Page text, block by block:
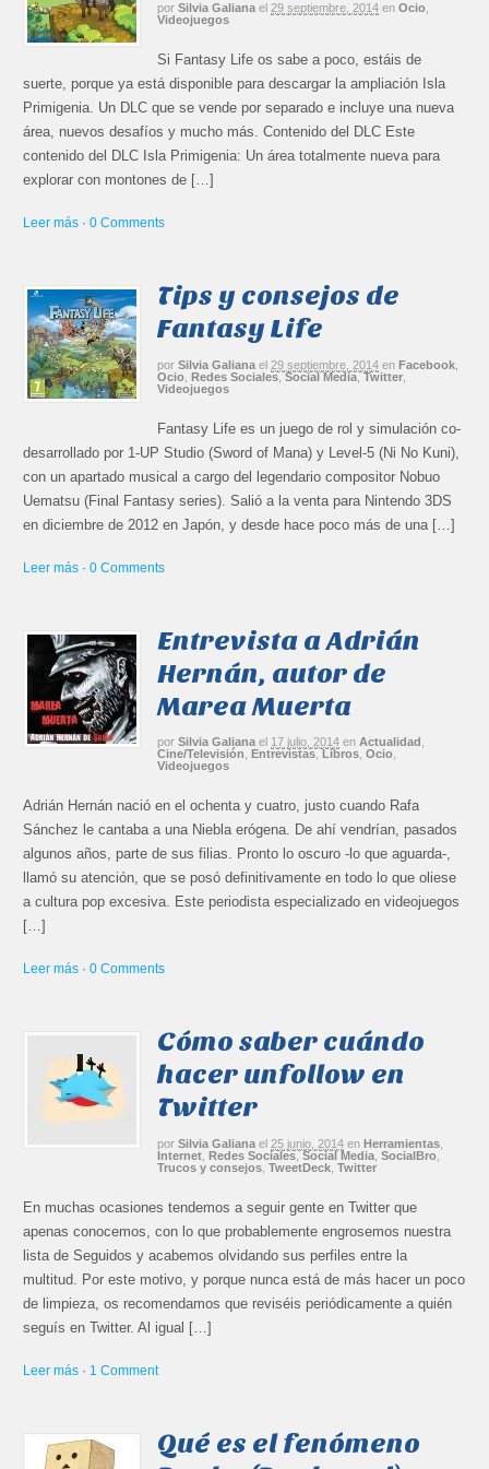
por Silvia Galiana el 29 septiembre, 2014 en Ocio
Videojuegos
Si Fantasy Life os sabe a poco, estáis de
suerte, porque ya está disponible para descargar la ampliación Isla
Primigenia. Un DLC que se vende por separado e incluye una nueva
área, nuevos desafíos y mucho más. Contenido del DLC Este
contenido del DLC Isla Primigenia: Un área totalmente nueva para
explorar con montones de […]
Leer más ·0 Comments
Tips y consejos de
Fantasy Life
por Silvia Galiana el 29 septiembre, 2014 en Facebook
Ocio ,Redes Sociales,Social Media,Twitter
Videojuegos
Fantasy Life es un juego de rol y simulación co-
desarrollado por 1-UP Studio (Sword of Mana) y Level-5 (Ni No Kuni),
con un apartado musical a cargo del legendario compositor Nobuo
Uematsu (Final Fantasy series). Salió a la venta para Nintendo 3DS
en diciembre de 2012 en Japón, y desde hace poco más de una […]
Leer más ·0 Comments
Entrevista a Adrián
Hernán, autor de
Marea Muerta
por Silvia Galiana el 17 julio, 2014 en Actualidad ,
Cine/Televisión, Entrevistas, Libros,Ocio,
Videojuegos
Adrián Hernán nació en el ochenta y cuatro, justo cuando Rafa
Sánchez le cantaba a una Niebla erógena. De ahí vendrían, pasados
algunos años, parte de sus filias. Pronto lo oscuro -lo que aguarda-,
llamó su atención, que se posó definitivamente en todo lo que oliese
a cultura pop excesiva. Este periodista especializado en videojuegos
[…]
Leer más ·0 Comments
Cómo saber cuándo
hacer unfollow en
Twitter
por Silvia Galiana el 25 junio, 2014 en Herramientas
Internet ,Redes Sociales,Social Media ,SocialBro
Trucos y consejos ,TweetDeck ,Twitter
En muchas ocasiones tendemos a seguir gente en Twitter que
apenas conocemos, con lo que probablemente engrosemos nuestra
lista de Seguidos y acabemos olvidando sus perfiles entre la
multitud. Por este motivo, y porque nunca está de más hacer un poco
de limpieza, os recomendamos que reviséis periódicamente a quién
seguís en Twitter. Al igual […]
Leer más · 1 Comment
Qué es el fenómeno